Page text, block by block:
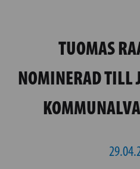
TUOMAS
NOMINERAD TILL